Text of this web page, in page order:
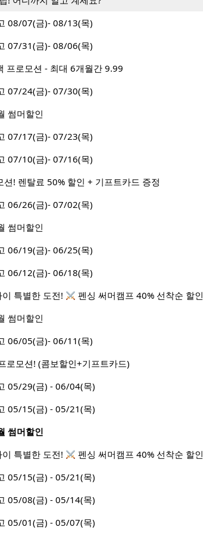
08/07(금)- 08/13(목)
07/31(금)- 08/06(목)
프로모션 - 최대 6개월간 9.99
07/24(금)- 07/30(목)
썸머할인
07/17(금)- 07/23(목)
07/10(금)- 07/16(목)
션! 렌탈료 50% 할인 + 기프트카드 증정
06/26(금)- 07/02(목)
썸머할인
06/19(금)- 06/25(목)
06/12(금)- 06/18(목)
특별한 도전! 펜싱 써머캠프 40% 선착순 할인
썸머할인
06/05(금)- 06/11(목)
로모션! (콤보할인+기프트카드)
05/29(금) - 06/04(목)
05/15(금) - 05/21(목)
썸머할인
특별한 도전! 펜싱 써머캠프 40% 선착순 할인
05/15(금) - 05/21(목)
05/08(금) - 05/14(목)
05/01(금) - 05/07(목)